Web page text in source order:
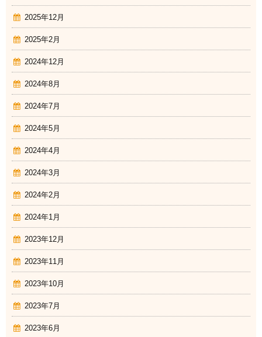
2025年12月
2025年2月
2024年12月
2024年8月
2024年7月
2024年5月
2024年4月
2024年3月
2024年2月
2024年1月
2023年12月
2023年11月
2023年10月
2023年7月
2023年6月